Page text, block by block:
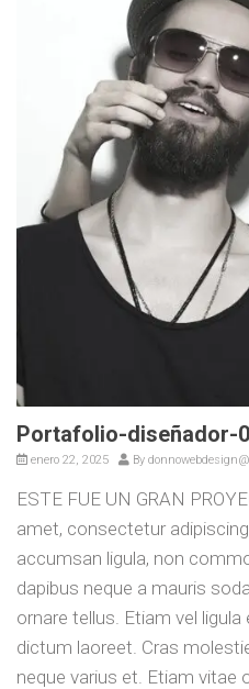
Portafolio-diseñador-
enero 22, 2025 By
ESTE FUE UN GRAN
amet, consectetur
accumsan ligula, non
dapibus neque a mauris
ornare tellus. Etiam vel
dictum laoreet. Cras
neque varius et. Etiam vitae